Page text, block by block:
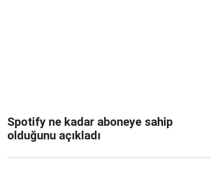
Spotify ne kadar aboneye sahip
olduğunu açıkladı